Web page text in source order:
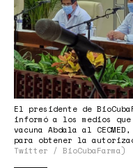
El presidente de
informó a los medios
vacuna Abdala al
para obtener la
Twitter / BioCubaFarma)